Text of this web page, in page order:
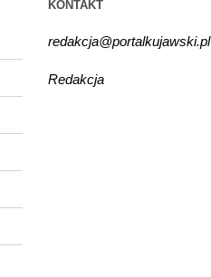
KONTAKT
redakcja@portalkujawski.pl
Redakcja